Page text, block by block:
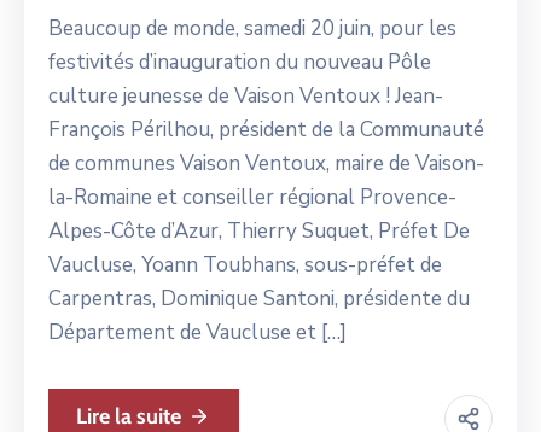
Beaucoup de monde, samedi 20 juin, pour les
festivités d’inauguration du nouveau Pôle
culture jeunesse de Vaison Ventoux ! Jean-
François Périlhou, président de la Communauté
de communes Vaison Ventoux, maire de Vaison-
la-Romaine et conseiller régional Provence-
Alpes-Côte d’Azur, Thierry Suquet, Préfet De
Vaucluse, Yoann Toubhans, sous-préfet de
Carpentras, Dominique Santoni, présidente du
Département de Vaucluse et […]
Lire la suite